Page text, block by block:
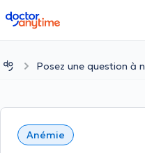
doctoranytime
Posez une question à
Anémie